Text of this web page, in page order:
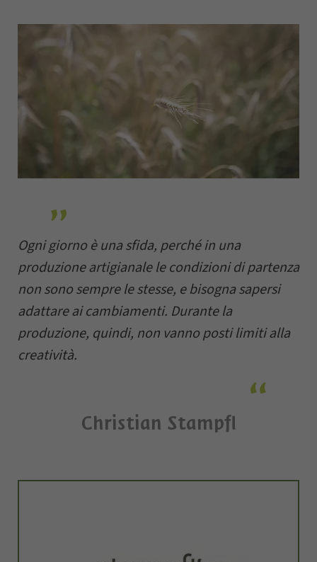
Ogni giorno è una sfida, perché in una
produzione artigianale le condizioni di partenza
non sono sempre le stesse, e bisogna sapersi
adattare ai cambiamenti. Durante la
produzione, quindi, non vanno posti limiti alla
creatività.
Christian Stampfl